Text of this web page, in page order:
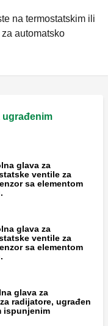
na termostatskim ili
automatsko
ugrađenim
glava za
ventile za
sa elementom
glava za
ventile za
sa elementom
glava za
radijatore, ugrađen
ispunjenim